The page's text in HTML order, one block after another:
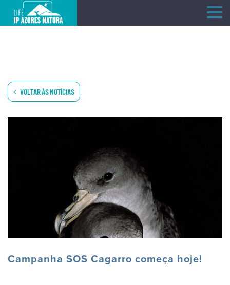
Skip
to
VOLTAR ÀS NOTÍCIAS
Campanha SOS Cagarro começa hoje!